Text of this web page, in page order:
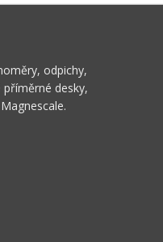
odpichy,
desky,